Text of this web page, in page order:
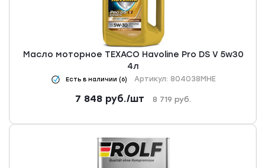
Масло моторное TEXACO Havoline Pro DS V 5w30
4л
Есть в наличии (6) Артикул: 804038MHE
7 848 руб./шт 8 719 руб.